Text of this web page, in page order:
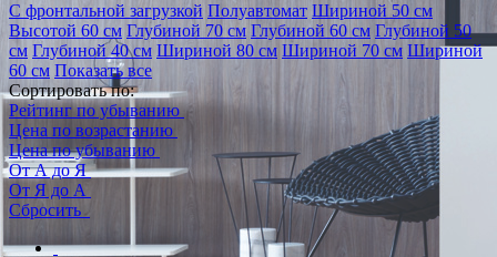
С фронтальной загрузкой Полуавтомат Шириной 50 см
Высотой 60 см Глубиной 70 см Глубиной 60 см Глубиной 50
см Глубиной 40 см Шириной 80 см Шириной 70 см Шириной
60 см Показать все
Сортировать по:
Рейтинг по убыванию
Цена по возрастанию
Цена по убыванию
От А до Я
От Я до А
Сбросить